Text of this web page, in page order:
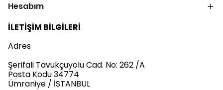
Hesabım
İLETİŞİM BİLGİLERİ
Adres
Şerifali Tavukçuyolu Cad. No: 262 /A
Posta Kodu 34774
Ümraniye / İSTANBUL